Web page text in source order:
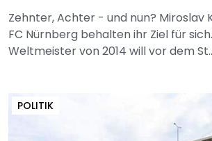
Zehnter, Achter - und nun? Miroslav
FC Nürnberg behalten ihr Ziel für
Weltmeister von 2014 will vor dem
POLITIK